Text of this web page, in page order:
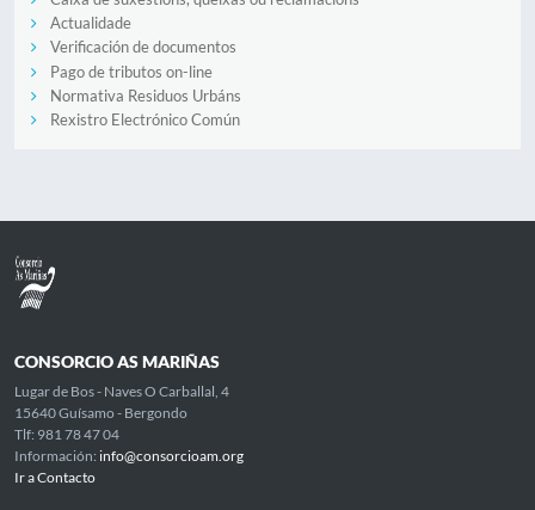
Actualidade
Verificación de documentos
Pago de tributos on-line
Normativa Residuos Urbáns
Rexistro Electrónico Común
CONSORCIO AS MARIÑAS
Lugar de Bos - Naves O Carballal, 4
15640 Guísamo - Bergondo
Tlf: 981 78 47 04
Información: info@consorcioam.org
Ir a Contacto